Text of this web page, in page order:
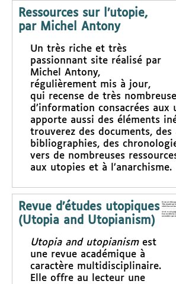
Ressources sur l’utopie,
par Michel Antony
Un très riche et très
passionnant site réalisé par
Michel Antony,
régulièrement mis à jour,
qui recense de très
d’information consacrées aux
apporte aussi des éléments
trouverez des documents, des
bibliographies, des
vers de nombreuses
aux utopies et à l’anarchisme.
Revue d’études utopiques
(Utopia and Utopianism)
Utopia and utopianismest
une revue académique à
caractère multidisciplinaire.
Elle offre au lecteur une